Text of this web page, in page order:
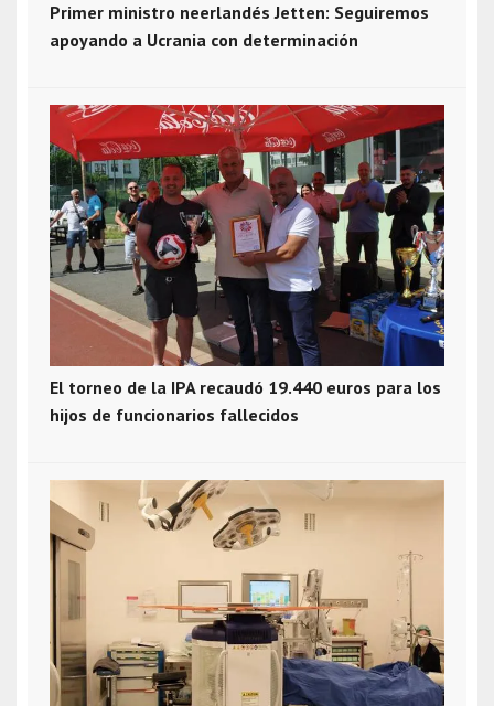
Primer ministro neerlandés Jetten: Seguiremos
apoyando a Ucrania con determinación
El torneo de la IPA recaudó 19.440 euros para los
hijos de funcionarios fallecidos